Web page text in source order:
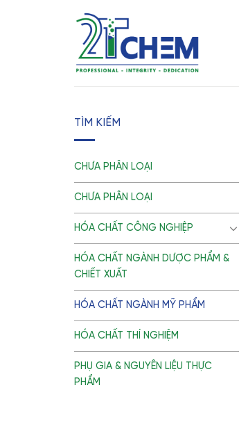
TÌM KIẾM
CHƯA PHÂN LOẠI
CHƯA PHÂN LOẠI
HÓA CHẤT CÔNG NGHIỆP
HÓA CHẤT NGÀNH DƯỢC PHẨM &
CHIẾT XUẤT
HÓA CHẤT NGÀNH MỸ PHẨM
HÓA CHẤT THÍ NGHIỆM
PHỤ GIA & NGUYÊN LIỆU THỰC
PHẨM